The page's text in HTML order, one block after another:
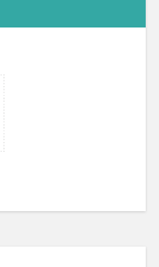
news